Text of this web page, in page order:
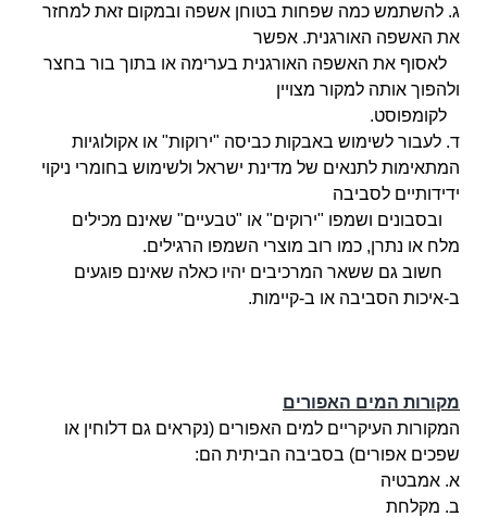
ג. להשתמש כמה שפחות בטוחן אשפה ובמקום זאת למחזר
את האשפה האורגנית. אפשר
לאסוף את האשפה האורגנית בערימה או בתוך בור בחצר
ולהפוך אותה למקור מצויין
לקומפוסט.
ד. לעבור לשימוש באבקות כביסה "ירוקות" או אקולוגיות
המתאימות לתנאים של מדינת ישראל ולשימוש בחומרי ניקוי
ידידותיים לסביבה
ובסבונים ושמפו "ירוקים" או "טבעיים" שאינם מכילים
מלח או נתרן, כמו רוב מוצרי השמפו הרגילים.
חשוב גם ששאר המרכיבים יהיו כאלה שאינם פוגעים
ב-איכות הסביבה או ב-קיימות.
מקורות המים האפורים
המקורות העיקריים למים האפורים (נקראים גם דלוחין או
שפכים אפורים) בסביבה הביתית הם:
א. אמבטיה
ב. מקלחת